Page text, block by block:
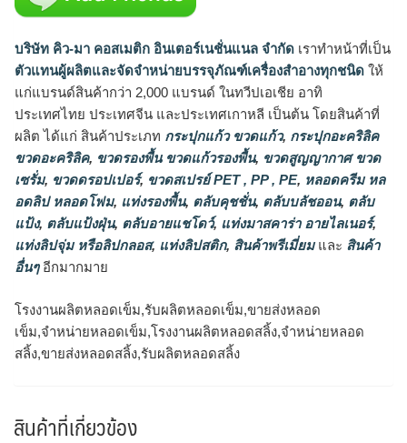
บริษัท คิว-มา คอสเมติก อินเตอร์เนชั่นแนล จำกัด เราทำหน้าที่เป็น
ตัวแทนผู้ผลิตและจัดจำหน่ายบรรจุภัณฑ์เครื่องสำอางทุกชนิด ให้
แก่แบรนด์สินค้ากว่า 2,000 แบรนด์ ในทวีปเอเชีย อาทิ
ประเทศไทย ประเทศจีน และประเทศเกาหลี เป็นต้น โดยสินค้าที่
ผลิต ได้แก่ สินค้าประเภท กระปุกแก้ว ขวดแก้ว, กระปุกอะคริลิค
ขวดอะคริลิค, ขวดรองพื้น ขวดแก้วรองพื้น, ขวดสูญญากาศ ขวด
เซรั่ม, ขวดดรอปเปอร์, ขวดสเปรย์ PET , PP , PE, หลอดครีม หล
อดลิป หลอดโฟม, แท่งรองพื้น, ตลับคุชชั่น, ตลับบลัชออน, ตลับ
แป้ง, ตลับแป้งฝุ่น, ตลับอายแชโดว์, แท่งมาสคาร่า อายไลเนอร์,
แท่งลิปจุ่ม หรือลิปกลอส, แท่งลิปสติก, สินค้าพรีเมี่ยมและ สินค้า
อื่นๆอีกมากมาย
โรงงานผลิตหลอดเข็ม,รับผลิตหลอดเข็ม,ขายส่งหลอด
เข็ม,จำหน่ายหลอดเข็ม,โรงงานผลิตหลอดสลิ้ง,จำหน่ายหลอด
สลิ้ง,ขายส่งหลอดสลิ้ง,รับผลิตหลอดสลิ้ง
สินค้าที่เกี่ยวข้อง